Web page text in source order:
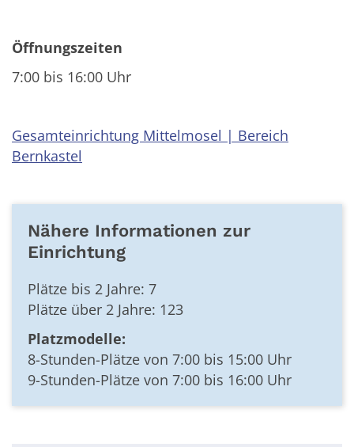
Öffnungszeiten
7:00 bis 16:00 Uhr
Gesamteinrichtung Mittelmosel | Bereich
Bernkastel
Nähere Informationen zur
Einrichtung
Plätze bis 2 Jahre: 7
Plätze über 2 Jahre: 123
Platzmodelle:
8-Stunden-Plätze von 7:00 bis 15:00 Uhr
9-Stunden-Plätze von 7:00 bis 16:00 Uhr